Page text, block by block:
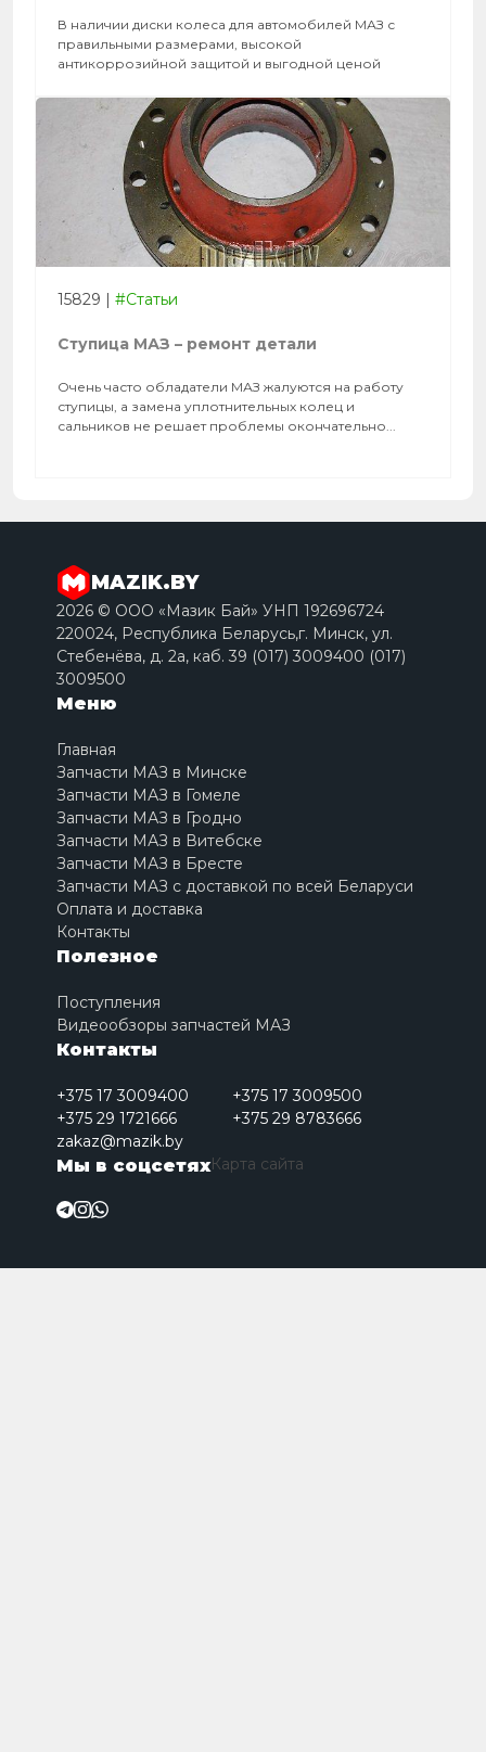
В наличии диски колеса для автомобилей МАЗ с
правильными размерами, высокой
антикоррозийной защитой и выгодной ценой
15829 | #Статьи
Ступица МАЗ – ремонт детали
Очень часто обладатели МАЗ жалуются на работу
ступицы, а замена уплотнительных колец и
сальников не решает проблемы окончательно...
MAZIK.BY
2026 © ООО «Мазик Бай» УНП 192696724
220024, Республика Беларусь,г. Минск, ул.
Стебенёва, д. 2a, каб. 39 (017) 3009400 (017)
3009500
Меню
Главная
Запчасти МАЗ в Минске
Запчасти МАЗ в Гомеле
Запчасти МАЗ в Гродно
Запчасти МАЗ в Витебске
Запчасти МАЗ в Бресте
Запчасти МАЗ с доставкой по всей Беларуси
Оплата и доставка
Контакты
Полезное
Поступления
Видеообзоры запчастей МАЗ
Контакты
+375 17 3009400
+375 17 3009500
+375 29 1721666
+375 29 8783666
zakaz@mazik.by
Мы в соцсетяхКарта сайта